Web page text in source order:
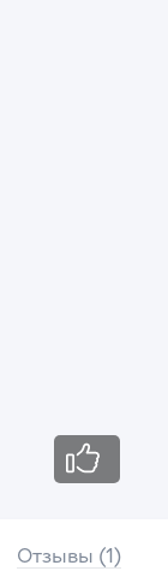
Отзывы (1)